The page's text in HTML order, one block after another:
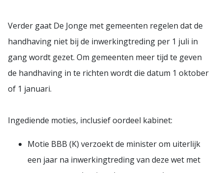
Verder gaat De Jonge met gemeenten regelen dat de
handhaving niet bij de inwerkingtreding per 1 juli in
gang wordt gezet. Om gemeenten meer tijd te geven
de handhaving in te richten wordt die datum 1 oktober
of 1 januari.
Ingediende moties, inclusief oordeel kabinet:
Motie BBB (K) verzoekt de minister om uiterlijk
een jaar na inwerkingtreding van deze wet met